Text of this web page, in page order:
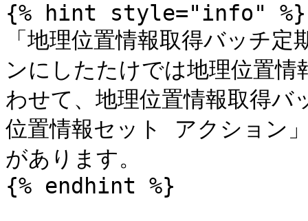
{% hint style="info" %}
「地理位置情報取得バッチ
ンにしたたけでは地理位置
わせて、地理位置情報取得
位置情報セット アクション
があります。
{% endhint %}